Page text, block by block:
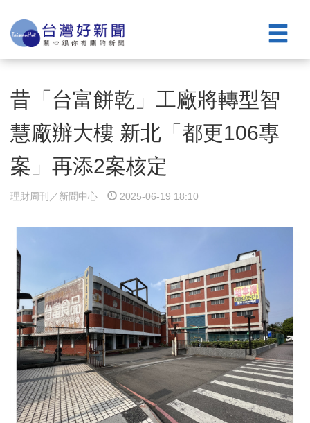
昔「台富餅乾」工廠將轉型智
慧廠辦大樓 新北「都更106專
案」再添2案核定
理財周刊／新聞中心 2025-06-19 18:10